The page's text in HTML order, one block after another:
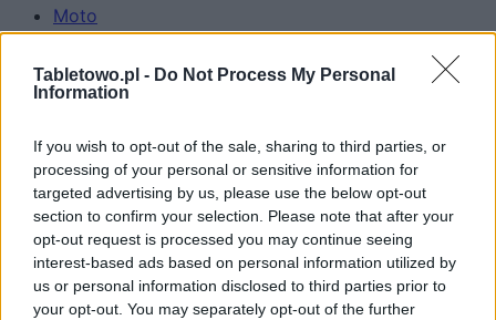
Tabletowo.pl - Do Not Process My Personal
Information
If you wish to opt-out of the sale, sharing to third parties, or
processing of your personal or sensitive information for
targeted advertising by us, please use the below opt-out
section to confirm your selection. Please note that after your
opt-out request is processed you may continue seeing
interest-based ads based on personal information utilized by
us or personal information disclosed to third parties prior to
your opt-out. You may separately opt-out of the further
Moto
AI
Redakcja
Kontakt
Obserwuj nas